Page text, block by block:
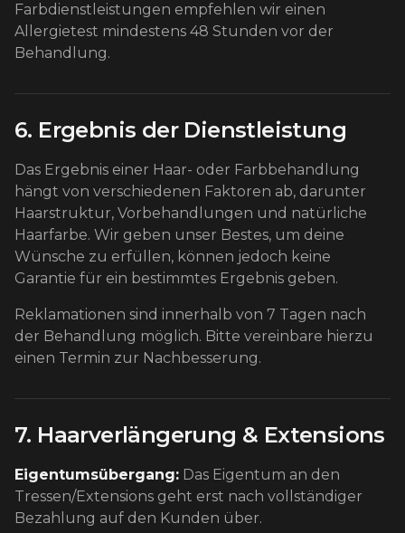
Farbdienstleistungen empfehlen wir einen
Allergietest mindestens 48 Stunden vor der
Behandlung.
6. Ergebnis der Dienstleistung
Das Ergebnis einer Haar- oder Farbbehandlung
hängt von verschiedenen Faktoren ab, darunter
Haarstruktur, Vorbehandlungen und natürliche
Haarfarbe. Wir geben unser Bestes, um deine
Wünsche zu erfüllen, können jedoch keine
Garantie für ein bestimmtes Ergebnis geben.
Reklamationen sind innerhalb von 7 Tagen nach
der Behandlung möglich. Bitte vereinbare hierzu
einen Termin zur Nachbesserung.
7. Haarverlängerung & Extensions
Eigentumsübergang: Das Eigentum an den
Tressen/Extensions geht erst nach vollständiger
Bezahlung auf den Kunden über.